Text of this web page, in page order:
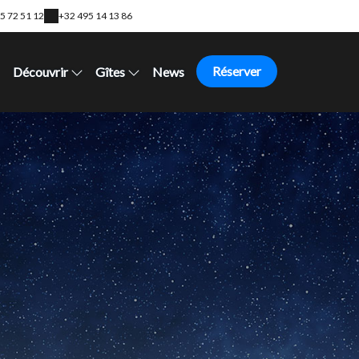
72 51 12 +32 495 14 13 86
Découvrir Gîtes News Réserver